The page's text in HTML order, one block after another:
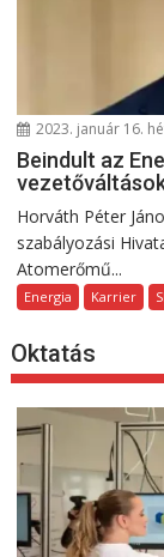
2023. január 16.
Beindult az
Horváth Péter
szabályozási
Atomerőmű...
Energia Karrier
Oktatás